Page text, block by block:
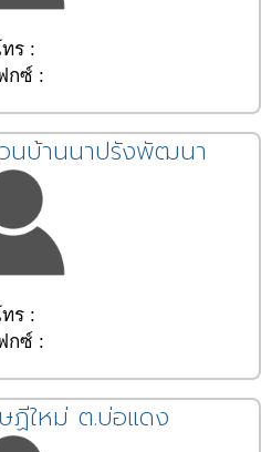
ร :
กซ์ :
นบ้านนาปรังพัฒนา
ร :
กซ์ :
ฏีใหม่ ต.บ่อแดง